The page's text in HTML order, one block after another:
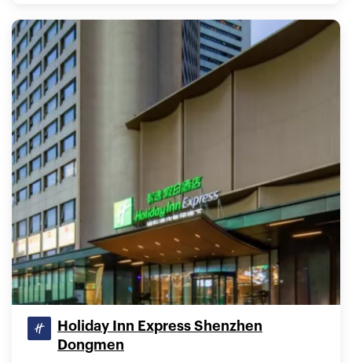
Holiday Inn Express Shenzhen
Dongmen